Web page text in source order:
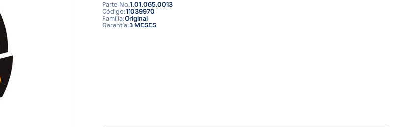
Parte No:1.01.065.0013
Código:11039970
Familia:Original
Garantía:3 MESES